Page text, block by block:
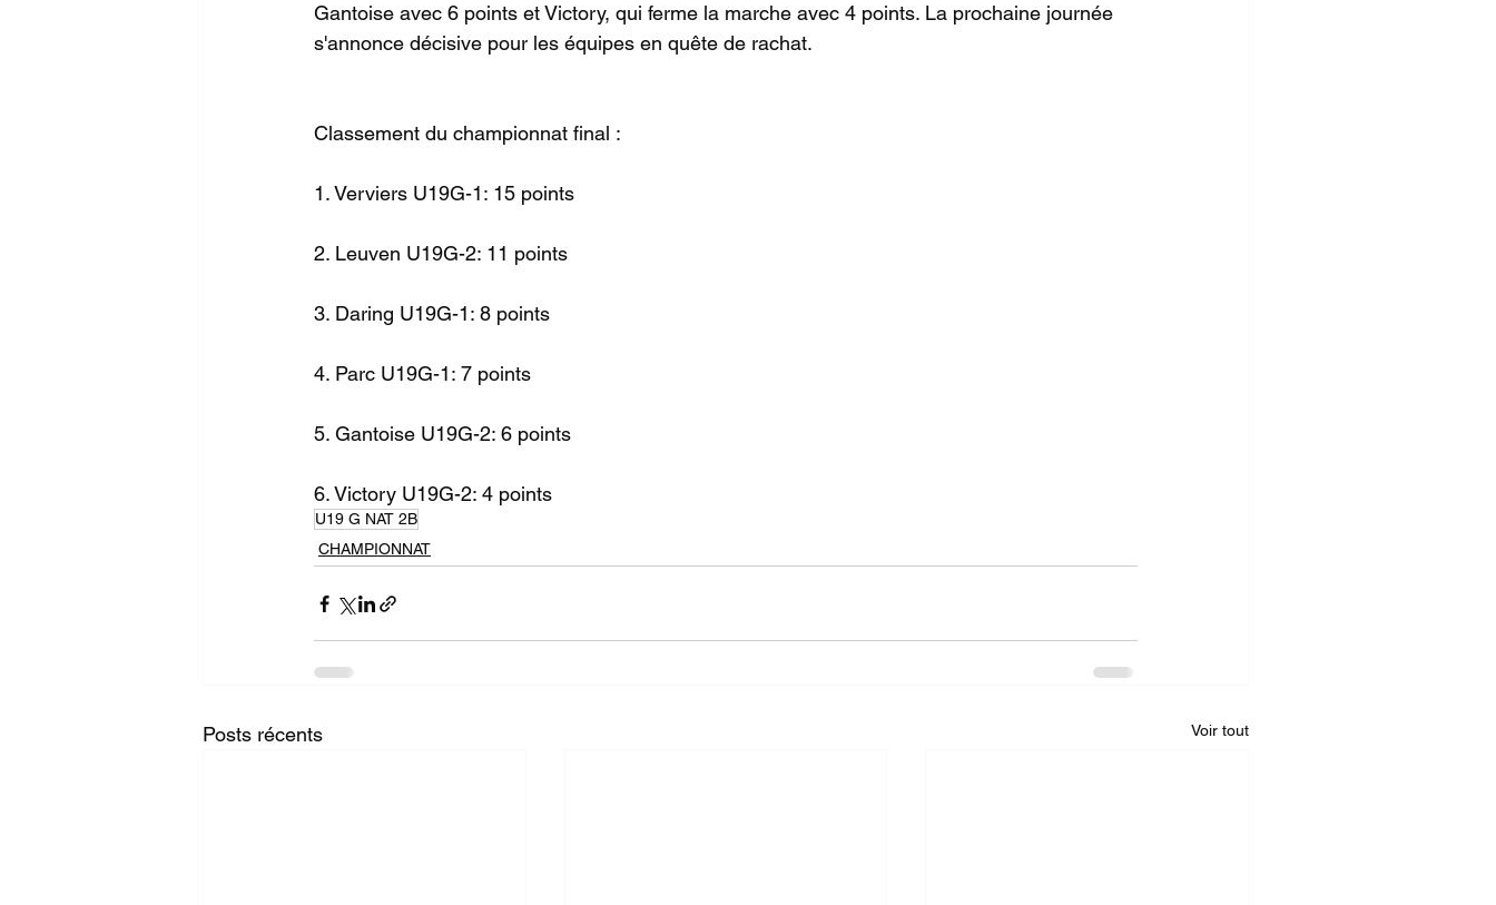
Gantoise avec 6 points et Victory, qui ferme la marche avec 4 points. La prochaine journée
s'annonce décisive pour les équipes en quête de rachat.
Classement du championnat final :
1. Verviers U19G-1: 15 points
2. Leuven U19G-2: 11 points
3. Daring U19G-1: 8 points
4. Parc U19G-1: 7 points
5. Gantoise U19G-2: 6 points
6. Victory U19G-2: 4 points
U19 G NAT 2B
CHAMPIONNAT
Posts récents Voir tout